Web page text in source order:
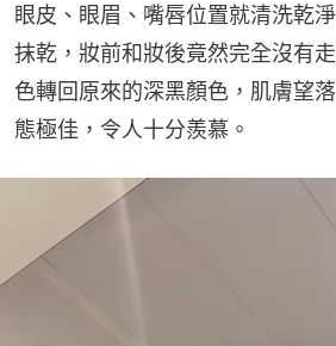
眼皮、眼眉、嘴唇位置就清洗乾
抹乾，妝前和妝後竟然完全沒有
色轉回原來的深黑顏色，肌膚望
態極佳，令人十分羨慕。